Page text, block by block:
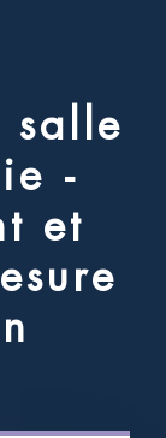
sa
e
ie -
t et
esure
n